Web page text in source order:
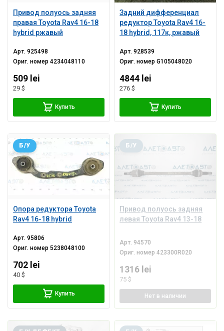
Привод полуось задняя
правая Toyota Rav4 16-18
hybrid ржавый
Арт.925498
Ориг. номер4234048110
509 lei
29 $
Купить
Задний дифференциал
редуктор Toyota Rav4 16-
18 hybrid, 117к, ржавый
Арт.928539
Ориг. номерG105048020
4844 lei
276 $
Купить
Опора редуктора Toyota
Rav4 16-18 hybrid
Б/У
Арт.95806
Ориг. номер5238048100
702 lei
40 $
Купить
Привод полуось задняя
левая Toyota Rav4 13-18
Б/У
Арт. 94570
Ориг. номер423300R020
1316 lei
75 $
Нет в наличии